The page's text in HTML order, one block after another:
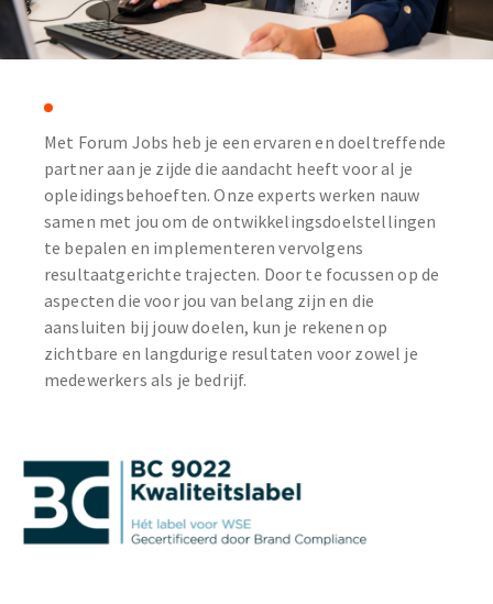
Met Forum Jobs heb je een ervaren en doeltreffende
partner aan je zijde die aandacht heeft voor al je
opleidingsbehoeften. Onze experts werken nauw
samen met jou om de ontwikkelingsdoelstellingen
te bepalen en implementeren vervolgens
resultaatgerichte trajecten. Door te focussen op de
aspecten die voor jou van belang zijn en die
aansluiten bij jouw doelen, kun je rekenen op
zichtbare en langdurige resultaten voor zowel je
medewerkers als je bedrijf.